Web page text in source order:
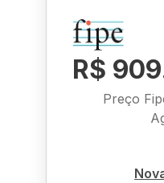
R$
Preço